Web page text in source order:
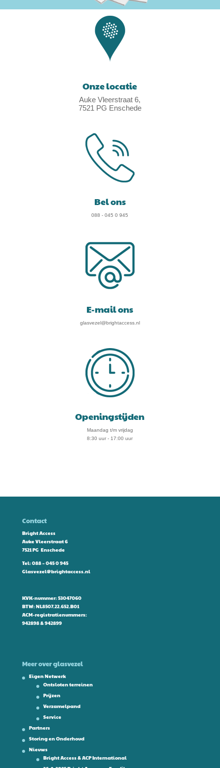
Onze locatie
Auke Vleerstraat 6,
7521 PG Enschede
Bel ons
088 - 045 0 945
E-mail ons
glasvezel@brightaccess.nl
Openingstijden
Maandag t/m vrijdag
8:30 uur - 17:00 uur
Contact
Bright Access
Auke Vleerstraat 6
7521 PG Enschede
Tel:088 – 045 0 945
Glasvezel@brightaccess.nl
KVK-nummer: 53047060
BTW: NL8507.22.652.B01
ACM-registratienummers:
942898 & 942899
Meer over glasvezel
Eigen Netwerk
Ontsloten terreinen
Prijzen
Verzamelpand
Service
Partners
Storing en Onderhoud
Nieuws
Bright Access & ACP International